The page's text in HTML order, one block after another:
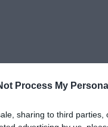
Process My
sharing to third